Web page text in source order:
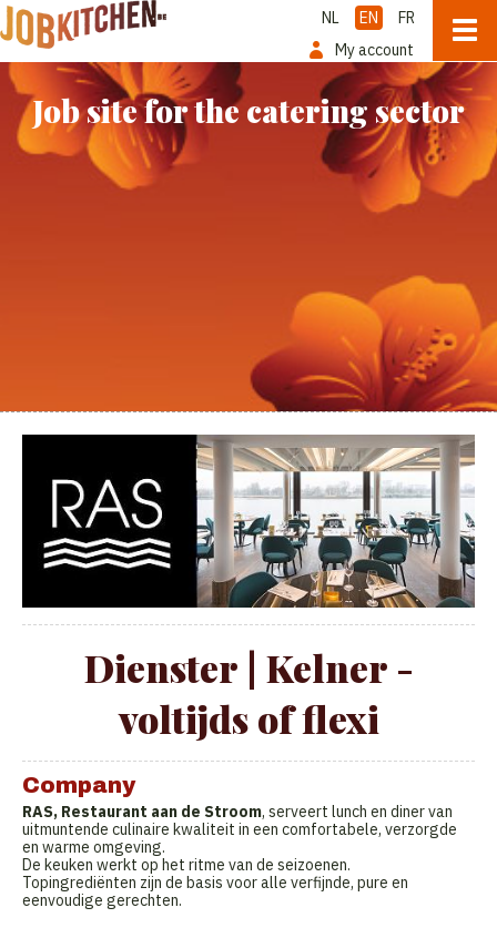
NL EN
FR
My account
Job site for the catering sector
Dienster | Kelner -
voltijds of flexi
Company
RAS, Restaurant aan de Stroom, serveert lunch en diner van
uitmuntende culinaire kwaliteit in een comfortabele, verzorgde
en warme omgeving.
De keuken werkt op het ritme van de seizoenen.
Topingrediënten zijn de basis voor alle verfijnde, pure en
eenvoudige gerechten.